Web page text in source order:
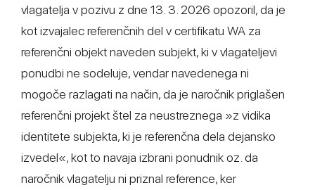
vlagatelja v pozivu z dne 13. 3. 2026 opozoril, da je
kot izvajalec referenčnih del v certifikatu WA za
referenčni objekt naveden subjekt, ki v vlagateljevi
ponudbi ne sodeluje, vendar navedenega ni
mogoče razlagati na način, da je naročnik priglašen
referenčni projekt štel za neustreznega »z vidika
identitete subjekta, ki je referenčna dela dejansko
izvedel«, kot to navaja izbrani ponudnik oz. da
naročnik vlagatelju ni priznal reference, ker